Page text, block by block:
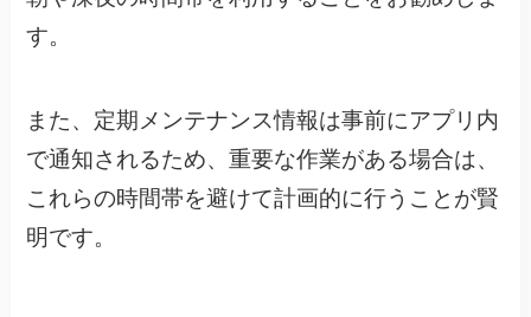
す。
また、定期メンテナンス情報は事前にアプリ内
で通知されるため、重要な作業がある場合は、
これらの時間帯を避けて計画的に行うことが賢
明です。